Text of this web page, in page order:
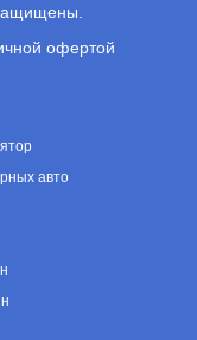
офертой
авто